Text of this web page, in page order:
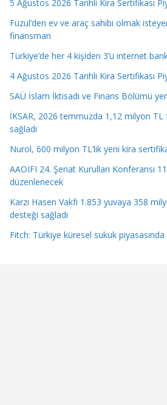
5 Ağustos 2026 Tarihli Kira Sertifikası
Fuzul’den ev ve araç sahibi olmak
finansman
Türkiye’de her 4 kişiden 3’ü internet
4 Ağustos 2026 Tarihli Kira Sertifikası
SAÜ İslam İktisadı ve Finans Bölümü
İKSAR, 2026 temmuzda 1,12 milyon TL
sağladı
Nurol, 600 milyon TL’lik yeni kira
AAOIFI 24. Şeriat Kurulları Konferansı
düzenlenecek
Karzı Hasen Vakfı 1.853 yuvaya 358
desteği sağladı
Fitch: Türkiye küresel sukuk